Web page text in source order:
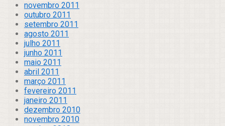
novembro 2011
outubro 2011
setembro 2011
agosto 2011
julho 2011
junho 2011
maio 2011
abril 2011
março 2011
fevereiro 2011
janeiro 2011
dezembro 2010
novembro 2010